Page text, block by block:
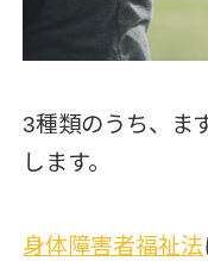
3種類のうち、ま
します。
身体障害者福祉法